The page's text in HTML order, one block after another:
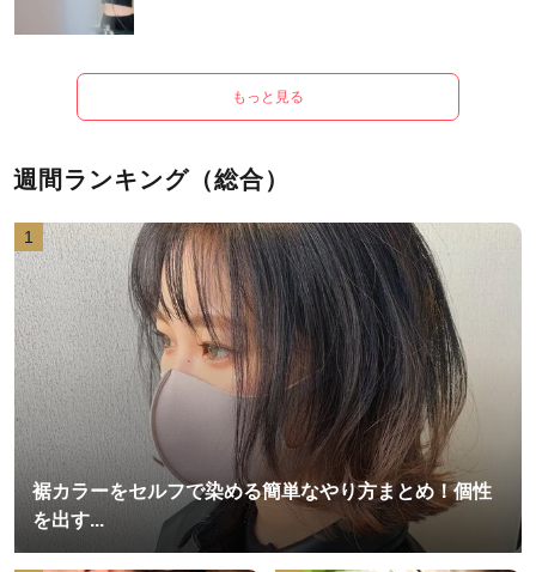
もっと見る
週間ランキング（総合）
1
裾カラーをセルフで染める簡単なやり方まとめ！個性
を出す...